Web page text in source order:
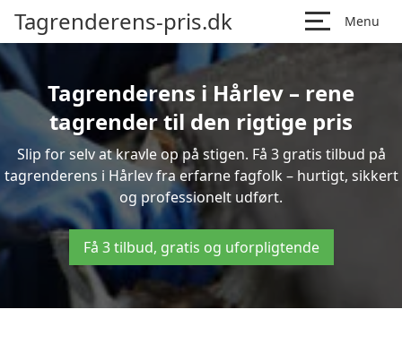
Tagrenderens-pris.dk Menu
Tagrenderens i Hårlev – rene
tagrender til den rigtige pris
Slip for selv at kravle op på stigen. Få 3 gratis tilbud på
tagrenderens i Hårlev fra erfarne fagfolk – hurtigt, sikkert
og professionelt udført.
Få 3 tilbud, gratis og uforpligtende